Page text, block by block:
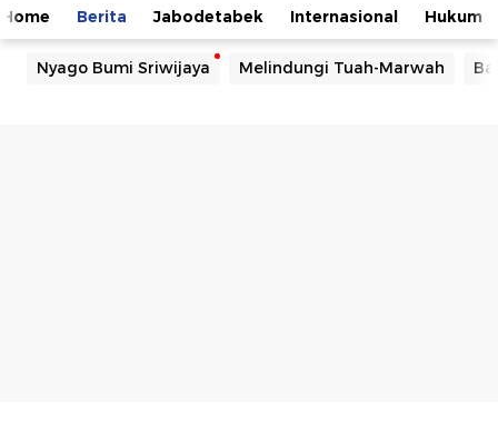
Home Berita Jabodetabek Internasional Hukum
Nyago Bumi Sriwijaya Melindungi Tuah-Marwah